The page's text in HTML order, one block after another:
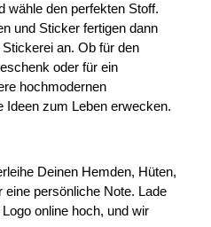
wähle den perfekten Stoff.
und Sticker fertigen dann
an. Ob für den
oder für ein
hochmodernen
Ideen zum Leben erwecken.
Deinen Hemden, Hüten,
persönliche Note. Lade
online hoch, und wir